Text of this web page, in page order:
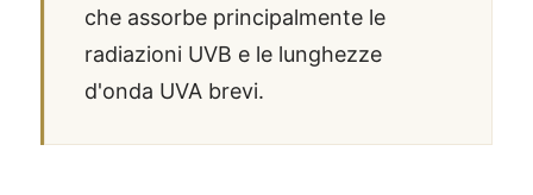
che assorbe principalmente le
radiazioni UVB e le lunghezze
d'onda UVA brevi.